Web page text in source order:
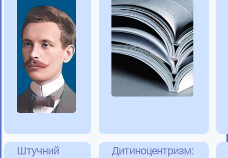
Штучний
Дитиноцентризм: